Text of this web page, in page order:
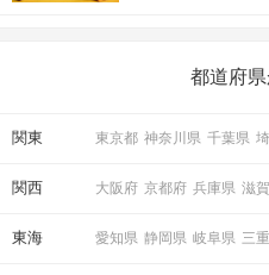
の楽しいことアイデア
都道府
関東 東京都 神奈川県 千葉県
関西 大阪府 京都府 兵庫県 滋
東海 愛知県 静岡県 岐阜県 三